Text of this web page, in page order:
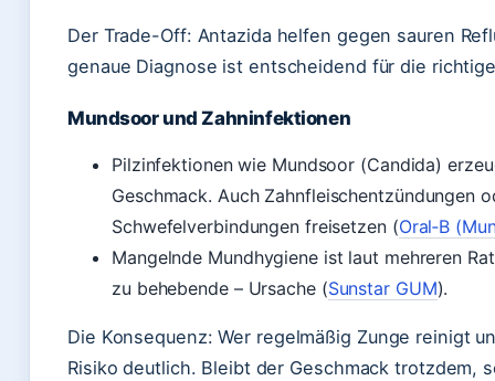
Der Trade-Off: Antazida helfen gegen sauren
genaue Diagnose ist entscheidend für die
Mundsoor und Zahninfektionen
Pilzinfektionen wie Mundsoor (Candida)
Geschmack. Auch Zahnfleischentzündungen
Schwefelverbindungen freisetzen (Oral‑B
Mangelnde Mundhygiene ist laut mehreren
zu behebende – Ursache (Sunstar GUM).
Die Konsequenz: Wer regelmäßig Zunge reinigt
Risiko deutlich. Bleibt der Geschmack trotzdem,